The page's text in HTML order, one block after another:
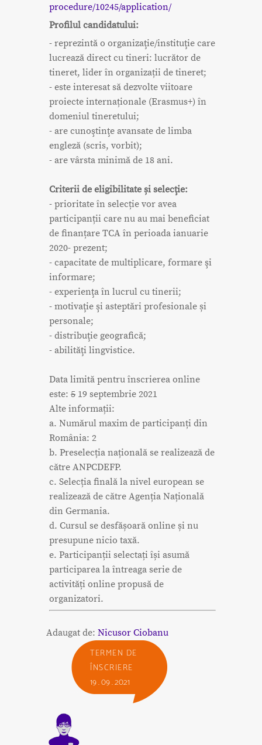
procedure/10245/application/
Profilul candidatului:
- reprezintă o organizaţie/instituţie care
lucrează direct cu tineri: lucrător de
tineret, lider în organizații de tineret;
- este interesat să dezvolte viitoare
proiecte internaționale (Erasmus+) în
domeniul tineretului;
- are cunoştinţe avansate de limba
engleză (scris, vorbit);
- are vârsta minimă de 18 ani.
Criterii de eligibilitate și selecţie:
- prioritate în selecție vor avea
participanții care nu au mai beneficiat
de finanțare TCA în perioada ianuarie
2020- prezent;
- capacitate de multiplicare, formare şi
informare;
- experienţa în lucrul cu tinerii;
- motivaţie şi asteptări profesionale și
personale;
- distribuţie geografică;
- abilităţi lingvistice.
Data limită pentru înscrierea online
este: 5 19 septembrie 2021
Alte informații:
a. Numărul maxim de participanți din
România: 2
b. Preselecția națională se realizează de
către ANPCDEFP.
c. Selecția finală la nivel european se
realizează de către Agenția Națională
din Germania.
d. Cursul se desfășoară online și nu
presupune nicio taxă.
e. Participanții selectați își asumă
participarea la întreaga serie de
activități online propusă de
organizatori.
Adaugat de: Nicusor Ciobanu
TERMEN DE
ÎNSCRIERE
19 . 09 . 2021